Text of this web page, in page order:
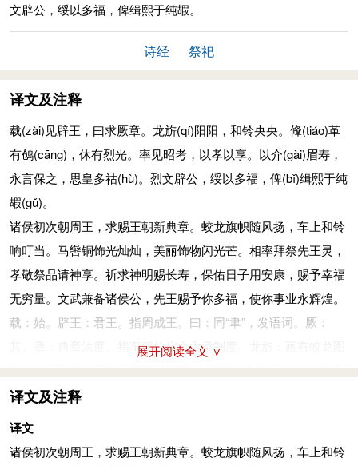
文辟公，绥以多福，俾缉熙于纯嘏。
诗经 祭祀
译文及注释
载(zài)见辟王，曰求厥章。龙旂(qí)阳阳，和铃央央。鞗(tiáo)革
有鸧(cāng) ，休有烈光。率见昭考，以孝以享。以介(gài)眉寿，
永言保之，思皇多祜(hù)。烈文辟公，绥以多福，俾(bǐ)缉熙于纯
嘏(gǔ)。
诸侯初次朝周王，求赐王朝新典章。蛟龙旗帜随风扬，车上和铃
响叮当。马辔铜饰光灿灿，美丽饰物闪光芒。相率拜祭先王灵，
孝敬祭品请神享。祈求神明赐长寿，保佑日子用安康，赐予幸福
无穷量。文武兼备诸侯公，先王赐予你多福，使你事业永辉煌。
载：始。辟王：君王。指周成王。曰：同“聿”，发语词。厥：
其。章：典章法度。指车服礼仪之文章制度。龙旂：画有蛟龙图
之貌。和：挂在车轼（扶手横木）前的铃。铃：挂在旂上的铃，
展开阅读全文 ∨
译文及注释
译文
诸侯初次朝周王，求赐王朝新典章。蛟龙旗帜随风扬，车上和铃